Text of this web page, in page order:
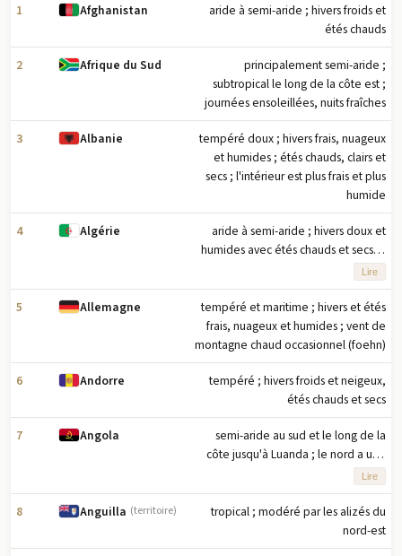
1 Afghanistan
aride à semi-aride ; hivers froids et
étés chauds
2 Afrique du Sud
principalement semi-aride ;
subtropical le long de la côte est ;
journées ensoleillées, nuits fraîches
3 Albanie
tempéré doux ; hivers frais, nuageux
et humides ; étés chauds, clairs et
secs ; l'intérieur est plus frais et plus
humide
4 Algérie
aride à semi-aride ; hivers doux et
humides avec étés chauds et secs le
long de la côte ; plus sec avec hivers
froids et étés chauds sur les hauts
plateaux ; le sirocco est un vent
chaud chargé de poussière/sable
particulièrement fréquent en été
Lire
5 Allemagne
tempéré et maritime ; hivers et étés
frais, nuageux et humides ; vent de
montagne chaud occasionnel (foehn)
6 Andorre
tempéré ; hivers froids et neigeux,
étés chauds et secs
7 Angola
semi-aride au sud et le long de la
côte jusqu'à Luanda ; le nord a une
saison fraîche et sèche (mai à
octobre) et une saison chaude et
pluvieuse (novembre à avril)
Lire
8 Anguilla (territoire)
tropical ; modéré par les alizés du
nord-est